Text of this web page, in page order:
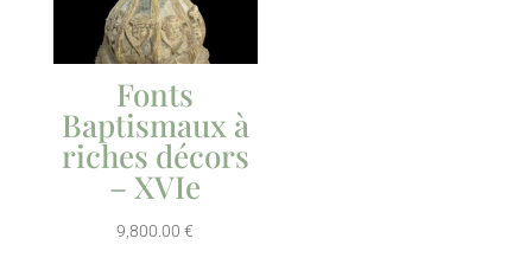
Fonts
Baptismaux à
riches décors
– XVIe
9,800.00€